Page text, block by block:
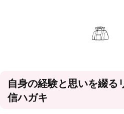
自身の経験と思いを綴る
信ハガキ